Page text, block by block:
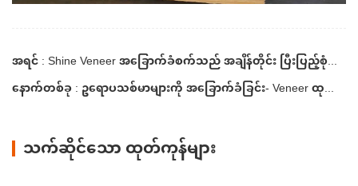
အရင် : Shine Veneer အခြောက်ခံစက်သည် အချိန်တိုင်း ပြီးပြည့်စုံသော ရလဒ်များကို ပေးစွမ်းသည်။
နောက်တစ်ခု : ဥရောပသစ်မာများကို အခြောက်ခံခြင်း- Veneer ထုတ်လုပ်မှုတွင် ကွဲပြားမှုများ
သက်ဆိုင်သော ထုတ်ကုန်များ